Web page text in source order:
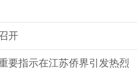
开
要指示在江苏侨界引发热烈